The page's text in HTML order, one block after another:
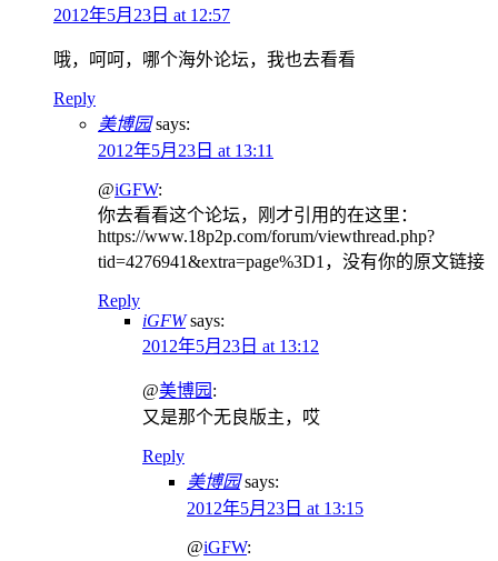
2012年5月23日 at 12:57
哦，呵呵，哪个海外论坛，我也去看看
Reply
美博园 says:
2012年5月23日 at 13:11
@iGFW:
你去看看这个论坛，刚才引用的在这里：
https://www.18p2p.com/forum/viewthread.php?
tid=4276941&extra=page%3D1，没有你的原文链接
Reply
iGFW says:
2012年5月23日 at 13:12
@美博园 :
又是那个无良版主，哎
Reply
美博园 says:
2012年5月23日 at 13:15
@iGFW: